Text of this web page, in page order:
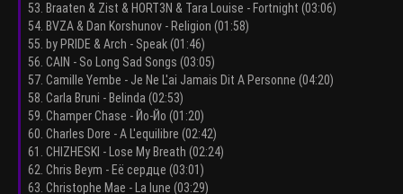
53. Braaten & Zist & HORT3N & Tara Louise - Fortnight (03:06)
54. BVZA & Dan Korshunov - Religion (01:58)
55. by PRIDE & Arch - Speak (01:46)
56. CAIN - So Long Sad Songs (03:05)
57. Camille Yembe - Je Ne L'ai Jamais Dit A Personne (04:20)
58. Carla Bruni - Belinda (02:53)
59. Champer Chase - Йо-Йо (01:20)
60. Charles Dore - A L'equilibre (02:42)
61. CHIZHESKI - Lose My Breath (02:24)
62. Chris Beym - Её сердце (03:01)
63. Christophe Mae - La lune (03:29)